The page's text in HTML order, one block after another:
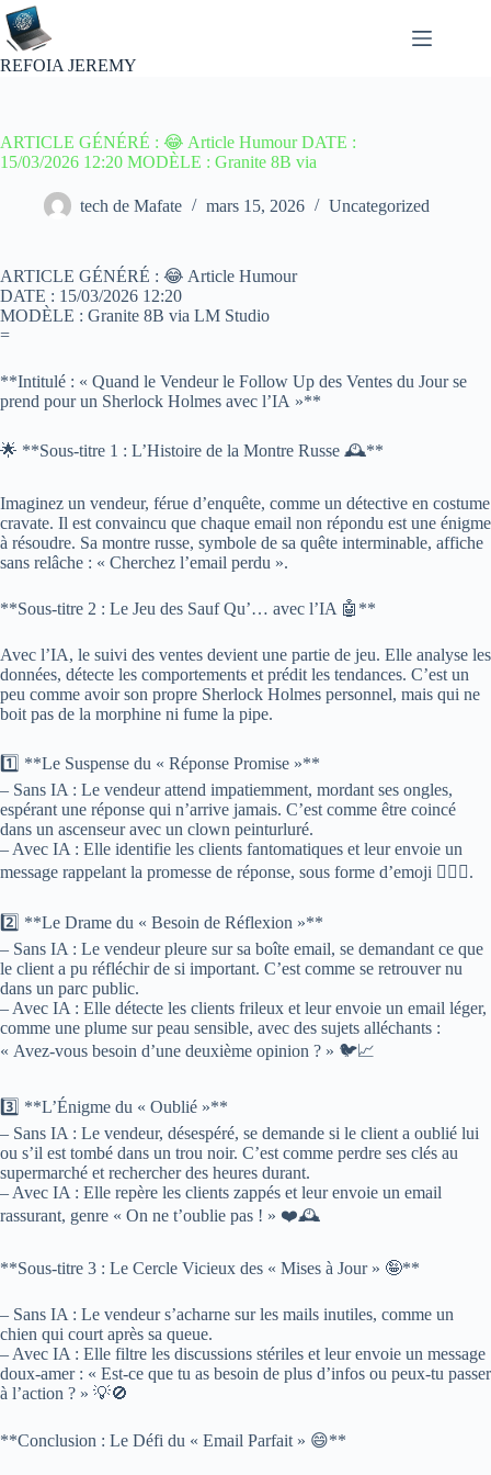
Passer
au
contenu
REFOIA JEREMY
ARTICLE GÉNÉRÉ : 😂 Article Humour DATE :
15/03/2026 12:20 MODÈLE : Granite 8B via
tech de Mafate mars 15, 2026 Uncategorized
ARTICLE GÉNÉRÉ : 😂 Article Humour
DATE : 15/03/2026 12:20
MODÈLE : Granite 8B via LM Studio
=
**Intitulé : « Quand le Vendeur le Follow Up des Ventes du Jour se
prend pour un Sherlock Holmes avec l’IA »**
🌟 **Sous-titre 1 : L’Histoire de la Montre Russe 🕰️**
Imaginez un vendeur, férue d’enquête, comme un détective en costume
cravate. Il est convaincu que chaque email non répondu est une énigme
à résoudre. Sa montre russe, symbole de sa quête interminable, affiche
sans relâche : « Cherchez l’email perdu ».
**Sous-titre 2 : Le Jeu des Sauf Qu’… avec l’IA 🤖**
Avec l’IA, le suivi des ventes devient une partie de jeu. Elle analyse les
données, détecte les comportements et prédit les tendances. C’est un
peu comme avoir son propre Sherlock Holmes personnel, mais qui ne
boit pas de la morphine ni fume la pipe.
1️⃣ **Le Suspense du « Réponse Promise »**
– Sans IA : Le vendeur attend impatiemment, mordant ses ongles,
espérant une réponse qui n’arrive jamais. C’est comme être coincé
dans un ascenseur avec un clown peinturluré.
– Avec IA : Elle identifie les clients fantomatiques et leur envoie un
message rappelant la promesse de réponse, sous forme d’emoji 🕵️‍♂️💬.
2️⃣ **Le Drame du « Besoin de Réflexion »**
– Sans IA : Le vendeur pleure sur sa boîte email, se demandant ce que
le client a pu réfléchir de si important. C’est comme se retrouver nu
dans un parc public.
– Avec IA : Elle détecte les clients frileux et leur envoie un email léger,
comme une plume sur peau sensible, avec des sujets alléchants :
« Avez-vous besoin d’une deuxième opinion ? » 🐦📈
3️⃣ **L’Énigme du « Oublié »**
– Sans IA : Le vendeur, désespéré, se demande si le client a oublié lui
ou s’il est tombé dans un trou noir. C’est comme perdre ses clés au
supermarché et rechercher des heures durant.
– Avec IA : Elle repère les clients zappés et leur envoie un email
rassurant, genre « On ne t’oublie pas ! » ❤️🕰️
**Sous-titre 3 : Le Cercle Vicieux des « Mises à Jour » 🤪**
– Sans IA : Le vendeur s’acharne sur les mails inutiles, comme un
chien qui court après sa queue.
– Avec IA : Elle filtre les discussions stériles et leur envoie un message
doux-amer : « Est-ce que tu as besoin de plus d’infos ou peux-tu passer
à l’action ? » 💡🚫
**Conclusion : Le Défi du « Email Parfait » 😄**